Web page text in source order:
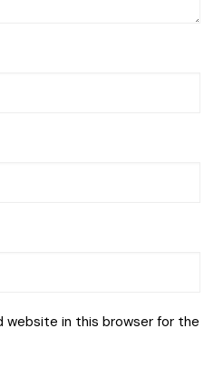
website in this browser for the